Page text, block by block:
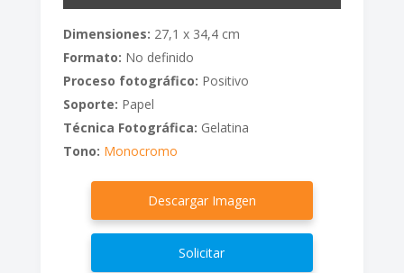
Dimensiones: 27,1 x 34,4 cm
Formato: No definido
Proceso fotográfico: Positivo
Soporte: Papel
Técnica Fotográfica: Gelatina
Tono: Monocromo
Descargar Imagen
Solicitar